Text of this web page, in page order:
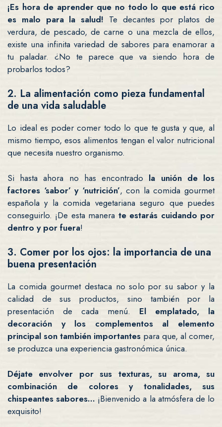
¡Es hora de aprender que no todo lo que está rico
es malo para la salud! Te decantes por platos de
verdura, de pescado, de carne o una mezcla de ellos,
existe una infinita variedad de sabores para enamorar a
tu paladar. ¿No te parece que va siendo hora de
probarlos todos?
2. La alimentación como pieza fundamental
de una vida saludable
Lo ideal es poder comer todo lo que te gusta y que, al
mismo tiempo, esos alimentos tengan el valor nutricional
que necesita nuestro organismo.
Si hasta ahora no has encontrado la unión de los
factores ‘sabor’ y ‘nutrición’, con la comida gourmet
española y la comida vegetariana seguro que puedes
conseguirlo. ¡De esta manera te estarás cuidando por
dentro y por fuera!
3. Comer por los ojos: la importancia de una
buena presentación
La comida gourmet destaca no solo por su sabor y la
calidad de sus productos, sino también por la
presentación de cada menú. El emplatado, la
decoración y los complementos al elemento
principal son también importantes para que, al comer,
se produzca una experiencia gastronómica única.
Déjate envolver por sus texturas, su aroma, su
combinación de colores y tonalidades, sus
chispeantes sabores… ¡Bienvenido a la atmósfera de lo
exquisito!